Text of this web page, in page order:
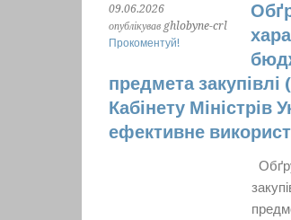
09.06.2026
опублікував ghlobyne-crl
Прокоментуй!
предмета
Кабінету Міністрів
ефективне